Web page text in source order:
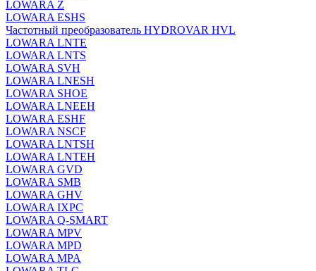
LOWARA Z
LOWARA ESHS
Частотный преобразователь HYDROVAR HVL
LOWARA LNTE
LOWARA LNTS
LOWARA SVH
LOWARA LNESH
LOWARA SHOE
LOWARA LNEEH
LOWARA ESHF
LOWARA NSCF
LOWARA LNTSH
LOWARA LNTEH
LOWARA GVD
LOWARA SMB
LOWARA GHV
LOWARA IXPС
LOWARA Q-SMART
LOWARA MPV
LOWARA MPD
LOWARA MPA